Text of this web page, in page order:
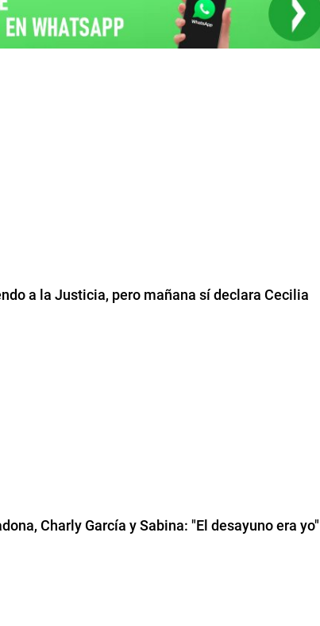
a la Justicia, pero mañana sí declara Cecilia
Charly García y Sabina: "El desayuno era yo"